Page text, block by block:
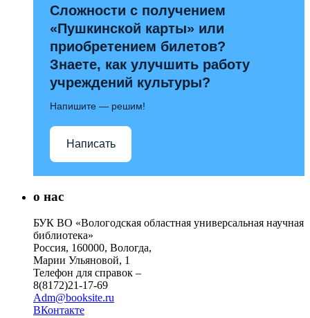
Сложности с получением
«Пушкинской карты» или
приобретением билетов?
Знаете, как улучшить работу
учреждений культуры?
Напишите — решим!
Написать
о нас
БУК ВО «Вологодская областная универсальная научная
библиотека»
Россия, 160000, Вологда,
Марии Ульяновой, 1
Телефон для справок –
8(8172)21-17-69
Adm@booksite.ru
ВКонтакте